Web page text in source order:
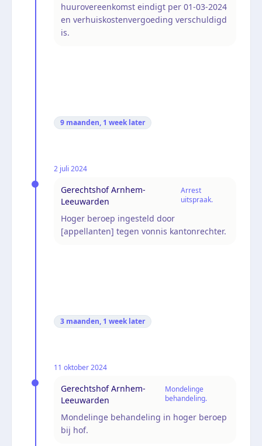
huurovereenkomst eindigt per 01-03-2024
en verhuiskostenvergoeding verschuldigd
is.
9 maanden, 1 week later
2 juli 2024
Gerechtshof Arnhem-
Leeuwarden
Arrest
uitspraak.
Hoger beroep ingesteld door
[appellanten] tegen vonnis kantonrechter.
3 maanden, 1 week later
11 oktober 2024
Gerechtshof Arnhem-
Leeuwarden
Mondelinge
behandeling.
Mondelinge behandeling in hoger beroep
bij hof.